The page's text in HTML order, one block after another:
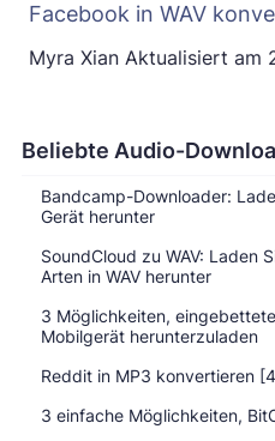
Beliebte Audio-
Bandcamp-Downloader:
Gerät herunter
SoundCloud zu WAV: Laden
Arten in WAV herunter
3 Möglichkeiten,
Mobilgerät herunterzuladen
Reddit in MP3 konvertieren
3 einfache Möglichkeiten,
Facebook in WAV
Myra Xian Aktualisiert am